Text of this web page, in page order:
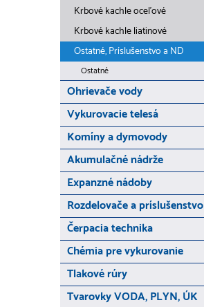
Krbové kachle oceľové
Krbové kachle liatinové
Ostatné, Príslušenstvo a ND
Ostatné
Ohrievače vody
Vykurovacie telesá
Komíny a dymovody
Akumulačné nádrže
Expanzné nádoby
Rozdelovače a príslušenstvo
Čerpacia technika
Chémia pre vykurovanie
Tlakové rúry
Tvarovky VODA, PLYN, ÚK